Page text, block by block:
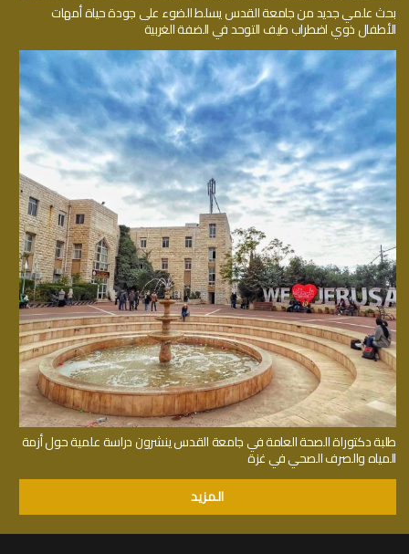
بحث علمي جديد من جامعة القدس يسلط الضوء على جودة حياة أمهات
الأطفال ذوي اضطراب طيف التوحد في الضفة الغربية
طلبة دكتوراة الصحة العامة في جامعة القدس ينشرون دراسة علمية حول أزمة
المياه والصرف الصحي في غزة
المزيد